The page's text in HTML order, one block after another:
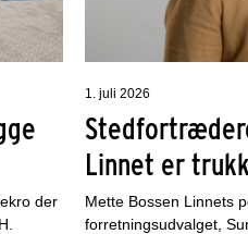
der
1. juli 2026
Linnet er
Mette Bossen Linnets
forretningsudvalget,